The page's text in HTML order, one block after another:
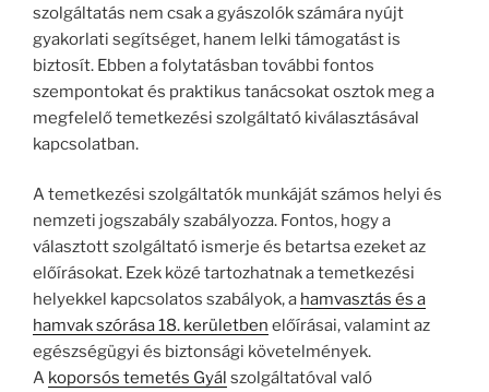
szolgáltatás nem csak a gyászolók számára nyújt
gyakorlati segítséget, hanem lelki támogatást is
biztosít. Ebben a folytatásban további fontos
szempontokat és praktikus tanácsokat osztok meg a
megfelelő temetkezési szolgáltató kiválasztásával
kapcsolatban.
A temetkezési szolgáltatók munkáját számos helyi és
nemzeti jogszabály szabályozza. Fontos, hogy a
választott szolgáltató ismerje és betartsa ezeket az
előírásokat. Ezek közé tartozhatnak a temetkezési
helyekkel kapcsolatos szabályok, a hamvasztás és a
hamvak szórása 18. kerületben előírásai, valamint az
egészségügyi és biztonsági követelmények.
A koporsós temetés Gyál szolgáltatóval való